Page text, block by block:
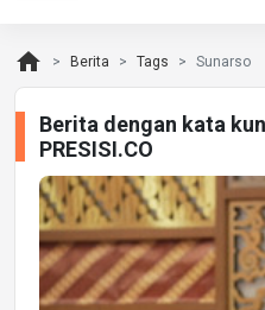
home Berita Tags Sunarso
Berita dengan kata
PRESISI.CO